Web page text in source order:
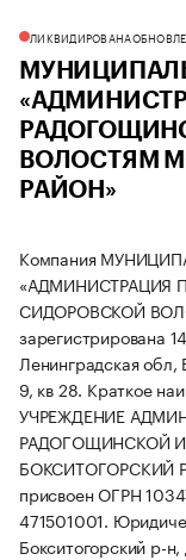
ЛИКВИДИРОВАНА
ВОЛОСТЯМ
РАЙОН»
Компания
«АДМИНИСТРАЦИЯ
СИДОРОВСКОЙ
зарегистрирована
Ленинградская обл,
9, кв 28. Краткое
УЧРЕЖДЕНИЕ
РАДОГОЩИНСКОЙ
БОКСИТОГОРСКИЙ
присвоен ОГРН
471501001.
Бокситогорский р-